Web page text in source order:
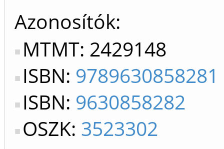
Azonosítók
MTMT: 2429148
ISBN: 9789630858281
ISBN: 9630858282
OSZK: 3523302